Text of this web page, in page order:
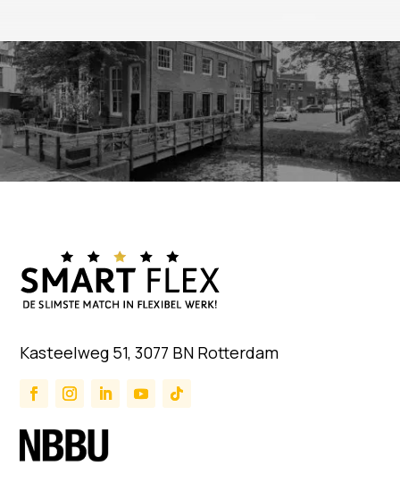
Kasteelweg 51, 3077 BN Rotterdam